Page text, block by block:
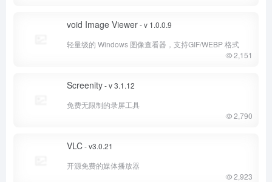
void Image Viewer- v 1.0.0.9
轻量级的 Windows 图像查看器，支持GIF/WEBP 格式
2,151
Screenity- v 3.1.12
免费无限制的录屏工具
2,790
VLC- v3.0.21
开源免费的媒体播放器
2,923